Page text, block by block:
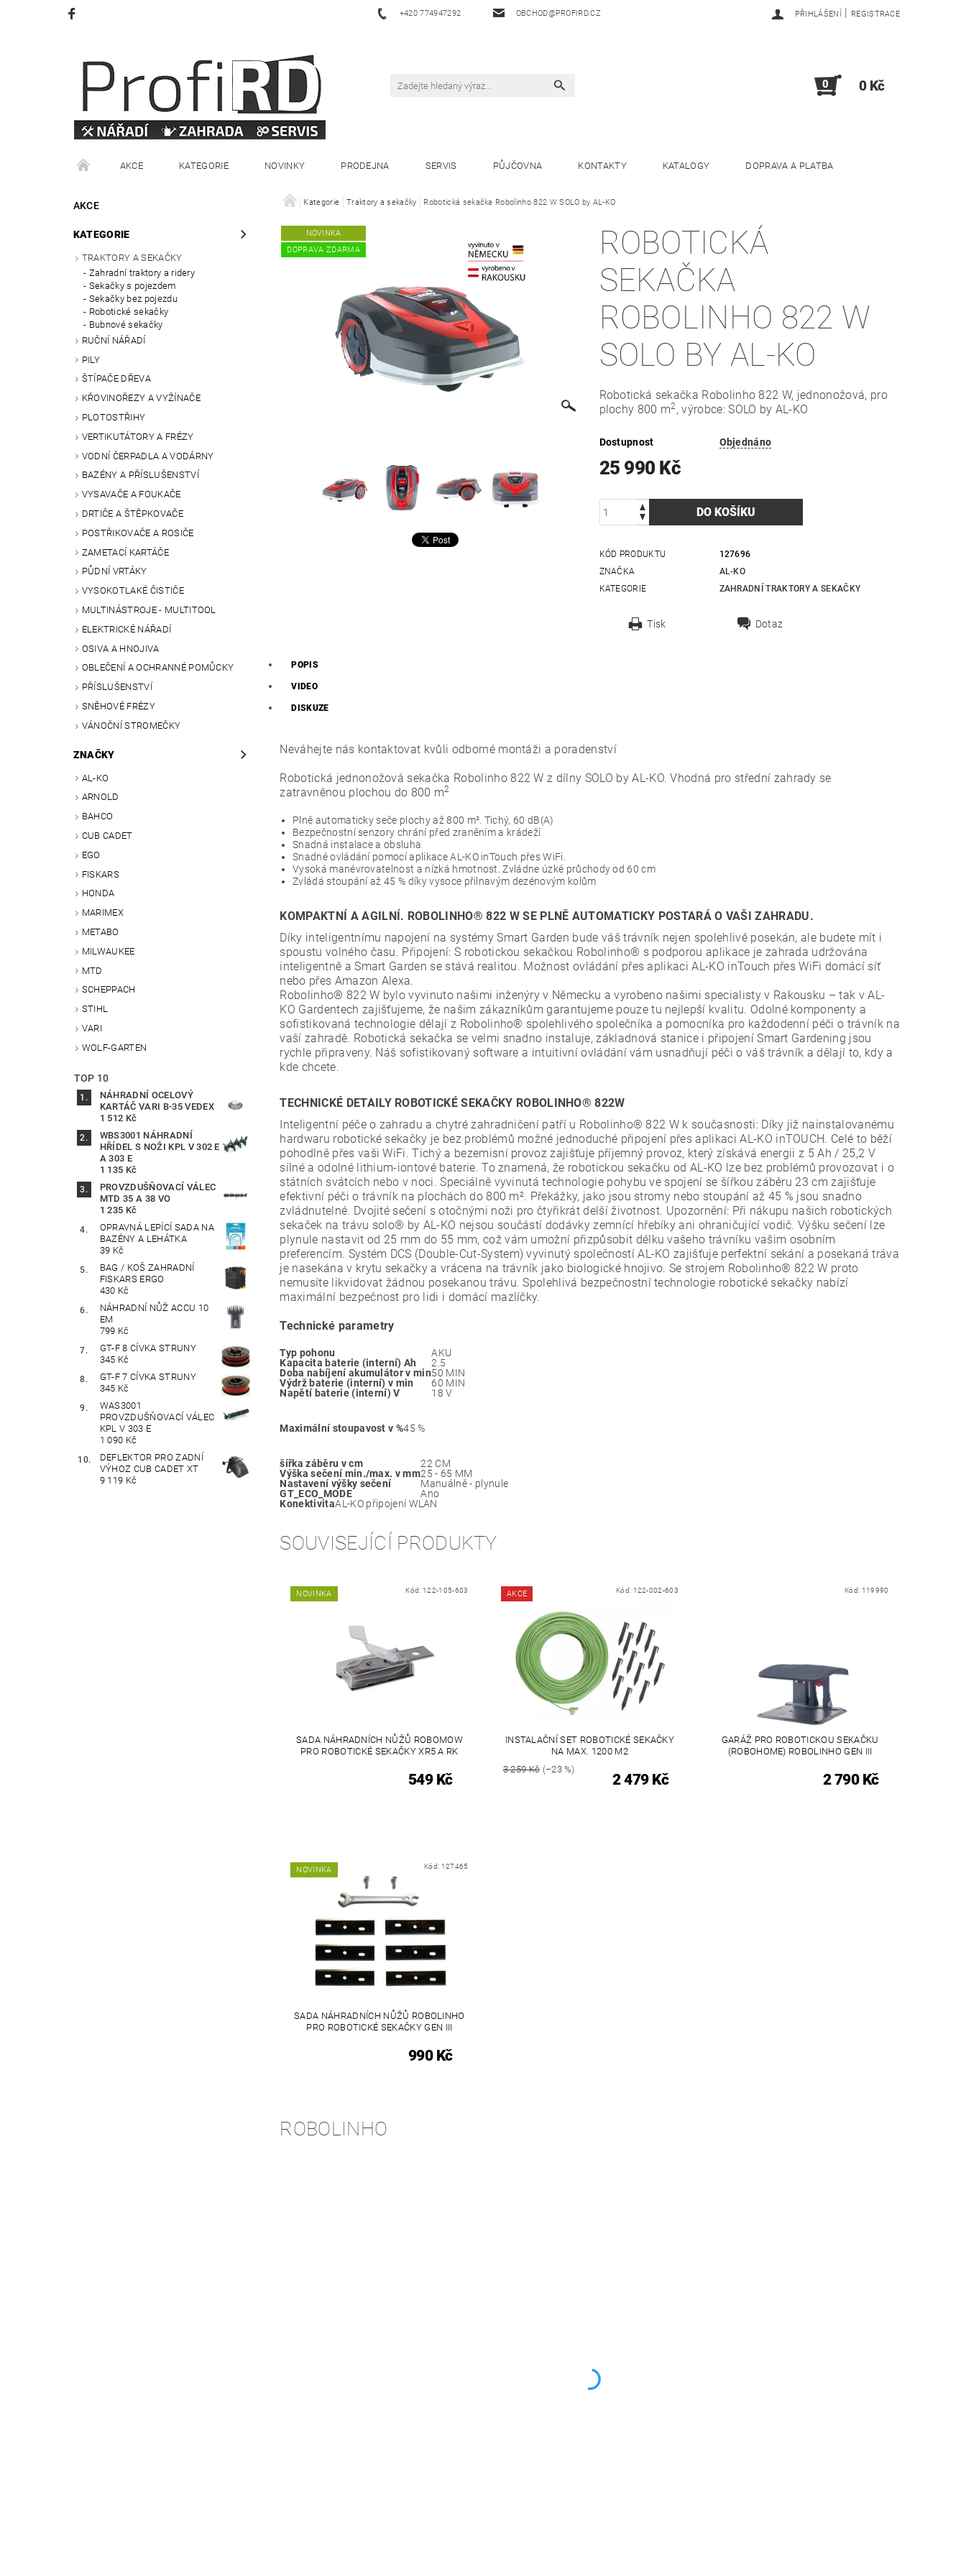
+420 774947292 OBCHOD@PROFIRD.CZ PŘIHLÁŠENÍ | REGISTRACE
0 0 Kč
AKCE KATEGORIE NOVINKY PRODEJNA SERVIS PŮJČOVNA KONTAKTY KATALOGY DOPRAVA A PLATBA
VRÁCENÍ ZBOŽÍ OBCHODNÍ PODMÍNKY
AKCE
KATEGORIE
TRAKTORY A SEKAČKY
Zahradní traktory a ridery
Sekačky s pojezdem
Sekačky bez pojezdu
Robotické sekačky
Bubnové sekačky
RUČNÍ NÁŘADÍ
PILY
ŠTÍPAČE DŘEVA
KŘOVINOŘEZY A VYŽÍNAČE
PLOTOSTŘIHY
VERTIKUTÁTORY A FRÉZY
VODNÍ ČERPADLA A VODÁRNY
BAZÉNY A PŘÍSLUŠENSTVÍ
VYSAVAČE A FOUKAČE
DRTIČE A ŠTĚPKOVAČE
POSTŘIKOVAČE A ROSIČE
ZAMETACÍ KARTÁČE
PŮDNÍ VRTÁKY
VYSOKOTLAKÉ ČISTIČE
MULTINÁSTROJE - MULTITOOL
ELEKTRICKÉ NÁŘADÍ
OSIVA A HNOJIVA
OBLEČENÍ A OCHRANNÉ POMŮCKY
PŘÍSLUŠENSTVÍ
SNĚHOVÉ FRÉZY
VÁNOČNÍ STROMEČKY
ZNAČKY
AL-KO
ARNOLD
BAHCO
CUB CADET
EGO
FISKARS
HONDA
MARIMEX
METABO
MILWAUKEE
MTD
SCHEPPACH
STIHL
VARI
WOLF-GARTEN
TOP 10
NÁHRADNÍ OCELOVÝ
KARTÁČ VARI B-35 VEDEX
1 512 Kč
WBS3001 NÁHRADNÍ
HŘÍDEL S NOŽI KPL V 302 E
A 303 E
1 135 Kč
PROVZDUŠŇOVACÍ VÁLEC
MTD 35 A 38 VO
1 235 Kč
OPRAVNÁ LEPÍCÍ SADA NA
BAZÉNY A LEHÁTKA
39 Kč
BAG / KOŠ ZAHRADNÍ
FISKARS ERGO
430 Kč
NÁHRADNÍ NŮŽ ACCU 10
EM
799 Kč
GT-F 8 CÍVKA STRUNY
345 Kč
GT-F 7 CÍVKA STRUNY
345 Kč
WAS3001
PROVZDUŠŇOVACÍ VÁLEC
KPL V 303 E
1 090 Kč
DEFLEKTOR PRO ZADNÍ
VÝHOZ CUB CADET XT
9 119 Kč
Kategorie Traktory a sekačky Robotická sekačka Robolinho 822 W SOLO by AL-KO
NOVINKA
DOPRAVA ZDARMA
ROBOTICKÁ
SEKAČKA
ROBOLINHO 822 W
SOLO BY AL-KO
Robotická sekačka Robolinho 822 W, jednonožová, pro
plochy 800 m2, výrobce: SOLO by AL-KO
Dostupnost Objednáno
25 990 Kč
KÓD PRODUKTU
127696
ZNAČKA
AL-KO
KATEGORIE
ZAHRADNÍ TRAKTORY A SEKAČKY
Tisk Dotaz
POPIS
VIDEO
DISKUZE
Neváhejte nás kontaktovat kvůli odborné montáži a poradenství
Robotická jednonožová sekačka Robolinho 822 W z dílny SOLO by AL-KO. Vhodná pro střední zahrady se
zatravněnou plochou do 800 m2
Plně automaticky seče plochy až 800 m². Tichý, 60 dB(A)
Bezpečnostní senzory chrání před zraněním a krádeží
Snadná instalace a obsluha
Snadné ovládání pomocí aplikace AL-KO inTouch přes WiFi.
Vysoká manévrovatelnost a nízká hmotnost. Zvládne úzké průchody od 60 cm
Zvládá stoupání až 45 % díky vysoce přilnavým dezénovým kolům
KOMPAKTNÍ A AGILNÍ. ROBOLINHO® 822 W SE PLNĚ AUTOMATICKY POSTARÁ O VAŠI ZAHRADU.
Díky inteligentnímu napojení na systémy Smart Garden bude váš trávník nejen spolehlivě posekán, ale budete mít i
spoustu volného času. Připojení: S robotickou sekačkou Robolinho® s podporou aplikace je zahrada udržována
inteligentně a Smart Garden se stává realitou. Možnost ovládání přes aplikaci AL-KO inTouch přes WiFi domácí síť
nebo přes Amazon Alexa.
Robolinho® 822 W bylo vyvinuto našimi inženýry v Německu a vyrobeno našimi specialisty v Rakousku – tak v AL-
KO Gardentech zajišťujeme, že našim zákazníkům garantujeme pouze tu nejlepší kvalitu. Odolné komponenty a
sofistikovaná technologie dělají z Robolinho® spolehlivého společníka a pomocníka pro každodenní péči o trávník na
vaší zahradě. Robotická sekačka se velmi snadno instaluje, základnová stanice i připojení Smart Gardening jsou
rychle připraveny. Náš sofistikovaný software a intuitivní ovládání vám usnadňují péči o váš trávník a dělají to, kdy a
kde chcete.
TECHNICKÉ DETAILY ROBOTICKÉ SEKAČKY ROBOLINHO® 822W
Inteligentní péče o zahradu a chytré zahradničení patří u Robolinho® 822 W k současnosti: Díky již nainstalovanému
hardwaru robotické sekačky je bez problémů možné jednoduché připojení přes aplikaci AL-KO inTOUCH. Celé to běží
pohodlně přes vaši WiFi. Tichý a bezemisní provoz zajišťuje příjemný provoz, který získává energii z 5 Ah / 25,2 V
silné a odolné lithium-iontové baterie. To znamená, že robotickou sekačku od AL-KO lze bez problémů provozovat i o
státních svátcích nebo v noci. Speciálně vyvinutá technologie pohybu ve spojení se šířkou záběru 23 cm zajišťuje
efektivní péči o trávník na plochách do 800 m². Překážky, jako jsou stromy nebo stoupání až 45 % jsou snadno
zvládnutelné. Dvojité sečení s otočnými noži pro čtyřikrát delší životnost. Upozornění: Při nákupu našich robotických
sekaček na trávu solo® by AL-KO nejsou součástí dodávky zemnící hřebíky ani ohraničující vodič. Výšku sečení lze
plynule nastavit od 25 mm do 55 mm, což vám umožní přizpůsobit délku vašeho trávníku vašim osobním
preferencím. Systém DCS (Double-Cut-System) vyvinutý společností AL-KO zajišťuje perfektní sekání a posekaná tráva
je nasekána v krytu sekačky a vrácena na trávník jako biologické hnojivo. Se strojem Robolinho® 822 W proto
nemusíte likvidovat žádnou posekanou trávu. Spolehlivá bezpečnostní technologie robotické sekačky nabízí
maximální bezpečnost pro lidi i domácí mazlíčky.
Technické parametry
Typ pohonu
AKU
Kapacita baterie (interní) Ah
2.5
Doba nabíjení akumulátor v min50 MIN
Výdrž baterie (interní) v min
60 MIN
Napětí baterie (interní) V
18 V
Maximální stoupavost v %45 %
šířka záběru v cm
22 CM
Výška sečení min./max. v mm25 - 65 MM
Nastavení výšky sečení
Manuálně - plynule
GT_ECO_MODE
Ano
KonektivitaAL-KO připojení WLAN
SOUVISEJÍCÍ PRODUKTY
NOVINKA Kód: 122-105-603
SADA NÁHRADNÍCH NŮŽŮ ROBOMOW
PRO ROBOTICKÉ SEKAČKY XR5 A RK
549 Kč
AKCE Kód: 122-002-603
INSTALAČNÍ SET ROBOTICKÉ SEKAČKY
NA MAX. 1200 M2
3 259 Kč(–23 %)
2 479 Kč
Kód: 119990
GARÁŽ PRO ROBOTICKOU SEKAČKU
(ROBOHOME) ROBOLINHO GEN III
2 790 Kč
NOVINKA Kód: 127465
SADA NÁHRADNÍCH NŮŽŮ ROBOLINHO
PRO ROBOTICKÉ SEKAČKY GEN III
990 Kč
ROBOLINHO